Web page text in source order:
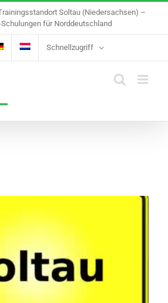
Soltau (Niedersachsen) –
Schulungen für Norddeutschland
Schnellzugriff